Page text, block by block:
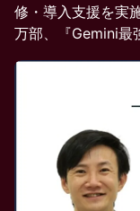
修・導入支援を実
万部、『Gemini最